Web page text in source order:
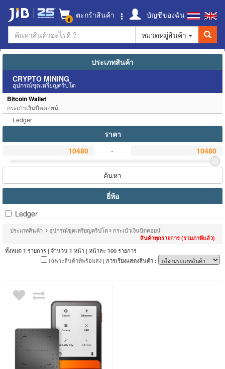
0 ตะกร้าสินค้า
บัญชีของฉัน
หมวดหมู่สินค้า
ประเภทสินค้า
CRYPTO MINING
อุปกรณ์ขุดเหรียญคริปโต
Bitcoin Wallet
กระเป๋าเงินบิตคอยน์
Ledger
ราคา
-
ค้นหา
ยี่ห้อ
Ledger
ประเภทสินค้า อุปกรณ์ขุดเหรียญคริปโต กระเป๋าเงินบิตคอยน์
สินค้าทุกรายการ (รวมภาษีแล้ว)
ทั้งหมด 1 รายการ | จำนวน 1 หน้า | หน้าละ 100 รายการ
เฉพาะสินค้าที่พร้อมส่ง | การเรียงแสดงสินค้า :